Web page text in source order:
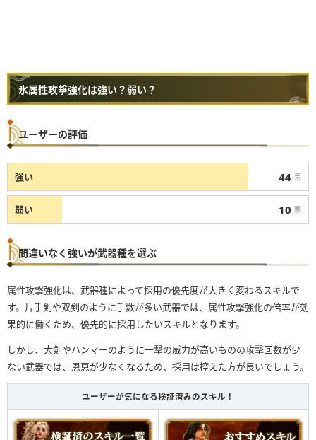
氷属性攻撃強化は強い？弱い？
ユーザーの評価
強い 44 票
弱い 10 票
間違いなく強いが武器種を選ぶ
属性攻撃強化は、武器種によって採用の優先度が大きく変わるスキルで
す。片手剣や双剣のように手数が多い武器では、属性攻撃強化の倍率が効
果的に働くため、優先的に採用したいスキルとなります。
しかし、大剣やハンマーのように一撃の威力が高いものの攻撃回数が少
ない武器では、恩恵が少なくなるため、採用は控えた方が良いでしょう。
ユーザーが気になる検証済みのスキル！